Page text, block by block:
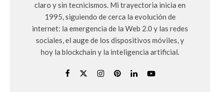
claro y sin tecnicismos. Mi trayectoria inicia en
1995, siguiendo de cerca la evolución de
internet: la emergencia de la Web 2.0 y las redes
sociales, el auge de los dispositivos móviles, y
hoy la blockchain y la inteligencia artificial.